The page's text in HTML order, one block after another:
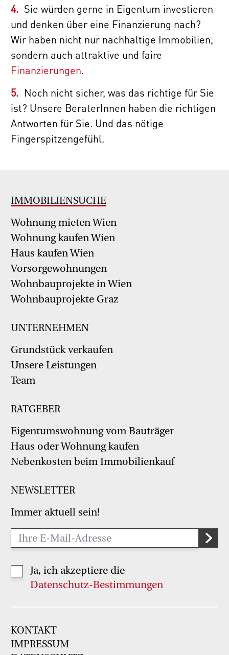
Sie würden gerne in Eigentum investieren
und denken über eine Finanzierung nach?
Wir haben nicht nur nachhaltige Immobilien,
sondern auch attraktive und faire
Finanzierungen.
Noch nicht sicher, was das richtige für Sie
ist? Unsere BeraterInnen haben die richtigen
Antworten für Sie. Und das nötige
Fingerspitzengefühl.
IMMOBILIENSUCHE
Wohnung mieten Wien
Wohnung kaufen Wien
Haus kaufen Wien
Vorsorgewohnungen
Wohnbauprojekte in Wien
Wohnbauprojekte Graz
UNTERNEHMEN
Grundstück verkaufen
Unsere Leistungen
Team
RATGEBER
Eigentumswohnung vom Bauträger
Haus oder Wohnung kaufen
Nebenkosten beim Immobilienkauf
NEWSLETTER
Immer aktuell sein!
Ja, ich akzeptiere die
Datenschutz-Bestimmungen
KONTAKT
IMPRESSUM